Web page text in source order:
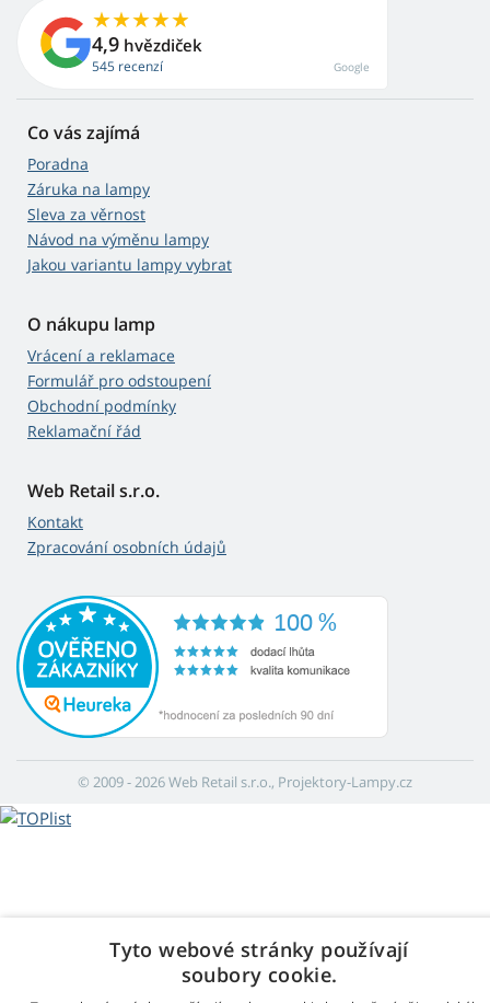
4,9 hvězdiček
545 recenzí Google
Co vás zajímá
Poradna
Záruka na lampy
Sleva za věrnost
Návod na výměnu lampy
Jakou variantu lampy vybrat
O nákupu lamp
Vrácení a reklamace
Formulář pro odstoupení
Obchodní podmínky
Reklamační řád
Web Retail s.r.o.
Kontakt
Zpracování osobních údajů
© 2009 - 2026 Web Retail s.r.o., Projektory-Lampy.cz
Tyto webové stránky používají
soubory cookie.